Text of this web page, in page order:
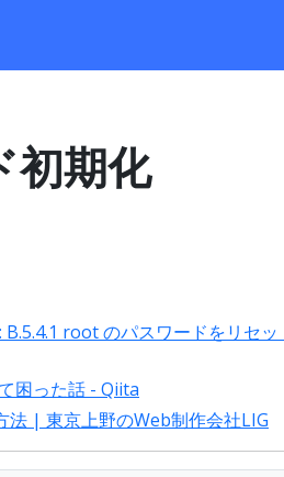
初期化
B.5.4.1 root のパスワードをリセ
困った話 - Qiita
| 東京上野のWeb制作会社LIG